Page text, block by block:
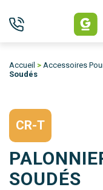
Accueil > Accessoires
Soudés
CR-T
SOUDÉS